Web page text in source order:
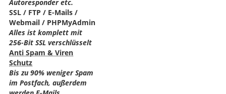
Autoresponder etc.
SSL / FTP / E-Mails /
Webmail / PHPMyAdmin
Alles ist komplett mit
256-Bit SSL verschlüsselt
Anti Spam & Viren
Schutz
Bis zu 90% weniger Spam
im Postfach, außerdem